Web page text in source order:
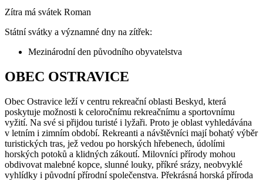
Zítra má svátek Roman
Státní svátky a významné dny na zítřek:
Mezinárodní den původního obyvatelstva
OBEC OSTRAVICE
Obec Ostravice leží v centru rekreační oblasti Beskyd, která
poskytuje možnosti k celoročnímu rekreačnímu a sportovnímu
vyžití. Na své si přijdou turisté i lyžaři. Proto je oblast vyhledávána
v letním i zimním období. Rekreanti a návštěvníci mají bohatý výběr
turistických tras, jež vedou po horských hřebenech, údolími
horských potoků a klidných zákoutí. Milovníci přírody mohou
obdivovat malebné kopce, slunné louky, příkré srázy, neobvyklé
vyhlídky i původní přírodní společenstva. Překrásná horská příroda